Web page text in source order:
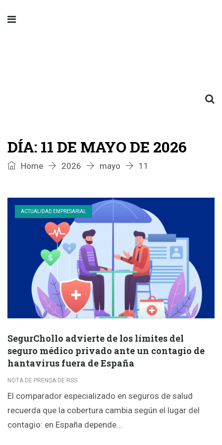
DÍA: 11 DE MAYO DE 2026
Home 2026 mayo 11
ACTUALIDAD EMPRESARIAL
SegurChollo advierte de los límites del
seguro médico privado ante un contagio de
hantavirus fuera de España
NOTA DE PRENSA DE RSS
El comparador especializado en seguros de salud
recuerda que la cobertura cambia según el lugar del
contagio: en España depende…